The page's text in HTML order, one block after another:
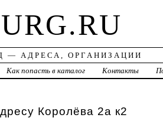
— АДРЕСА, ОРГАНИЗАЦИИ
Как попасть в каталог Контакты
Королёва 2а к2